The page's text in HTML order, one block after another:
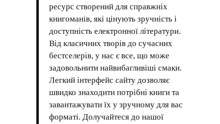
ресурс створений для справжніх
книгоманів, які цінують зручність і
доступність електронної літератури.
Від класичних творів до сучасних
бестселерів, у нас є все, що може
задовольнити найвибагливіші смаки.
Легкий інтерфейс сайту дозволяє
швидко знаходити потрібні книги та
завантажувати їх у зручному для вас
форматі. Долучайтеся до нашої